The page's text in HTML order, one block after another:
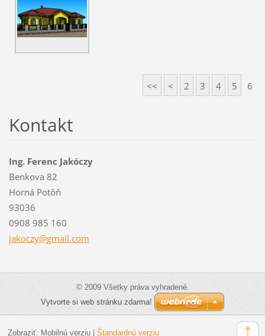
<< < 2 3 4 5 6
Kontakt
Ing. Ferenc Jakóczy
Benkova 82
Horná Potôň
93036
0908 985 160
jakoczy@gmail.com
© 2009 Všetky práva vyhradené.
Vytvorte si web stránku zdarma!
Zobraziť: Mobilnú verziu| Štandardnú verziu